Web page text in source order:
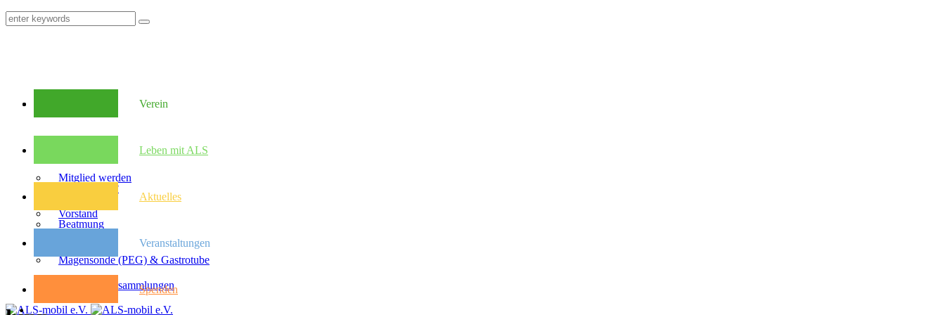
Verein
Mitglied werden
Vorstand
Mitglieder­versammlungen
Leben mit ALS
Was ist ALS?
Beatmung
Magensonde (PEG) & Gastrotube
Aktuelles
Veranstaltungen
Spenden